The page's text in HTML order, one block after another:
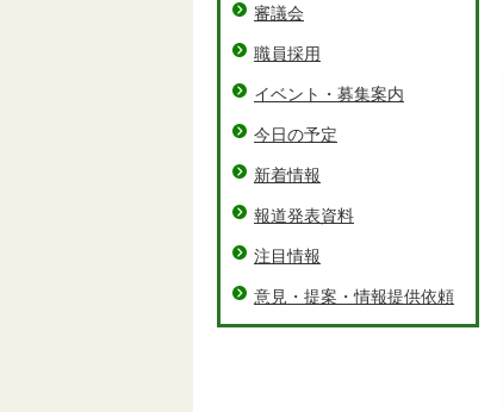
審議会
職員採用
イベント・募集案内
今日の予定
新着情報
報道発表資料
注目情報
意見・提案・情報提供依頼